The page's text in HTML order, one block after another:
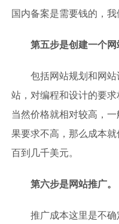
国内备案是需要钱的，我
第五步是创建一个网
包括网站规划和网
站，对编程和设计的要求
当然价格就相对较高，
果要求不高，那么成本
百到几千美元。
第六步是网站推广。
推广成本这里是不